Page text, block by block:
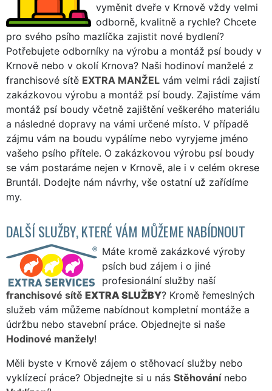
vyměnit dveře v Krnově vždy velmi
odborně, kvalitně a rychle? Chcete
pro svého psího mazlíčka zajistit nové bydlení?
Potřebujete odborníky na výrobu a montáž psí boudy v
Krnově nebo v okolí Krnova? Naši hodinoví manželé z
franchisové sítě EXTRA MANŽEL vám velmi rádi zajistí
zakázkovou výrobu a montáž psí boudy. Zajistíme vám
montáž psí boudy včetně zajištění veškerého materiálu
a následné dopravy na vámi určené místo. V případě
zájmu vám na boudu vypálíme nebo vyryjeme jméno
vašeho psího přítele. O zakázkovou výrobu psí boudy
se vám postaráme nejen v Krnově, ale i v celém okrese
Bruntál. Dodejte nám návrhy, vše ostatní už zařídíme
my.
DALŠÍ SLUŽBY, KTERÉ VÁM MŮŽEME NABÍDNOUT
Máte kromě zakázkové výroby
psích bud zájem i o jiné
profesionální služby naší
franchisové sítě EXTRA SLUŽBY? Kromě řemeslných
služeb vám můžeme nabídnout kompletní montáže a
údržbu nebo stavební práce. Objednejte si naše
Hodinové manžely!
Měli byste v Krnově zájem o stěhovací služby nebo
vyklízecí práce? Objednejte si u nás Stěhovánínebo